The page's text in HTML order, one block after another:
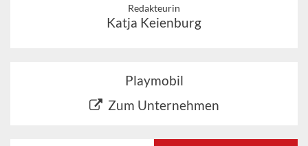
Redakteurin
Katja Keienburg
Playmobil
Zum Unternehmen